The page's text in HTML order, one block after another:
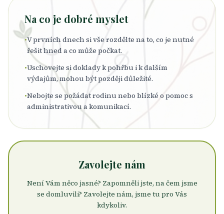
Na co je dobré myslet
•V prvních dnech si vše rozdělte na to, co je nutné
řešit hned a co může počkat.
•Uschovejte si doklady k pohřbu i k dalším
výdajům, mohou být později důležité.
•Nebojte se požádat rodinu nebo blízké o pomoc s
administrativou a komunikací.
Zavolejte nám
Není Vám něco jasné? Zapomněli jste, na čem jsme
se domluvili? Zavolejte nám, jsme tu pro Vás
kdykoliv.